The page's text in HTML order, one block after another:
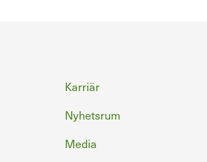
Sidfot
Karriär
Nyhetsrum
Media